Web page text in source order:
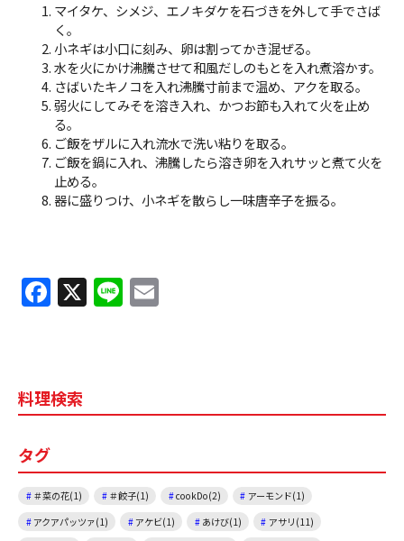
マイタケ、シメジ、エノキダケを石づきを外して手でさば
く。
小ネギは小口に刻み、卵は割ってかき混ぜる。
水を火にかけ沸騰させて和風だしのもとを入れ煮溶かす。
さばいたキノコを入れ沸騰寸前まで温め、アクを取る。
弱火にしてみそを溶き入れ、かつお節も入れて火を止め
る。
ご飯をザルに入れ流水で洗い粘りを取る。
ご飯を鍋に入れ、沸騰したら溶き卵を入れサッと煮て火を
止める。
器に盛りつけ、小ネギを散らし一味唐辛子を振る。
F
a
b
o
k
X Li
n
料理検索
タグ
＃菜の花(1) ＃餃子(1) cookDo(2)
アーモンド(1)
アクアパッツァ(1)
アケビ(1) あけび(1)
アサリ(11)